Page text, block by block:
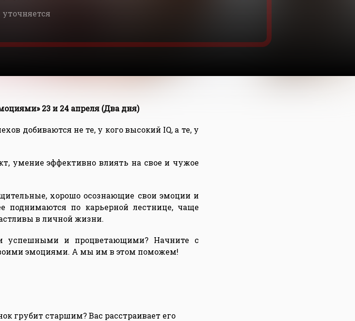
уточняется
23 и 24 апреля (Два дня)
добиваются не те, у кого высокий IQ, а те, у
умение эффективно влиять на свое и чужое
хорошо осознающие свои эмоции и
поднимаются по карьерной лестнице, чаще
в личной жизни.
успешными и процветающими? Начните с
эмоциями. А мы им в этом поможем!
грубит старшим? Вас расстраивает его